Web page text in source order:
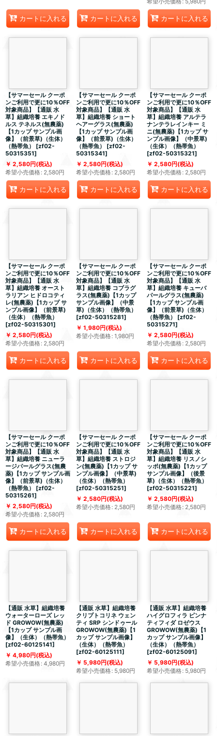
カートに入れる カートに入れる カートに入れる
【サマーセール クーポ
ンご利用で更に10％OFF
対象商品】【通販 水
草】組織培養 エキノド
ルス テネルス(無農薬)
【1カップ サンプル画
像】（前景草)（生体）
（熱帯魚）
[zf02-
50315351]
2,580円(税込)
希望小売価格: 2,580円
カートに入れる
【サマーセール クーポ
ンご利用で更に10％OFF
対象商品】【通販 水
草】組織培養 ショート
ヘアーグラス(無農薬)
【1カップ サンプル画
像】（前景草)（生体）
（熱帯魚）
[zf02-
50315341]
2,580円(税込)
希望小売価格: 2,580円
カートに入れる
【サマーセール クーポ
ンご利用で更に10％OFF
対象商品】【通販 水
草】組織培養 アルテラ
ナンテラレインキー ミ
ニ(無農薬)【1カップ サ
ンプル画像】（中景草)
（生体）（熱帯魚）
[zf02-50315321]
2,580円(税込)
希望小売価格: 2,580円
カートに入れる
【サマーセール クーポ
ンご利用で更に10％OFF
対象商品】【通販 水
草】組織培養 オースト
ラリアン ヒドロコティ
レ(無農薬)【1カップ サ
ンプル画像】（前景草)
（生体）（熱帯魚）
[zf02-50315301]
2,580円(税込)
希望小売価格: 2,580円
カートに入れる
【サマーセール クーポ
ンご利用で更に10％OFF
対象商品】【通販 水
草】組織培養 コブラグ
ラス(無農薬)【1カップ
サンプル画像】（中景
草)（生体）（熱帯魚）
[zf02-50315281]
1,980円(税込)
希望小売価格: 1,980円
カートに入れる
【サマーセール クーポ
ンご利用で更に10％OFF
対象商品】【通販 水
草】組織培養 キューバ
パールグラス(無農薬)
【1カップ サンプル画
像】（前景草)（生体）
（熱帯魚）
[zf02-
50315271]
2,580円(税込)
希望小売価格: 2,580円
カートに入れる
【サマーセール クーポ
ンご利用で更に10％OFF
対象商品】【通販 水
草】組織培養 ニューラ
ージパールグラス(無農
薬)【1カップ サンプル画
像】（前景草)（生体）
（熱帯魚）
[zf02-
50315261]
2,580円(税込)
希望小売価格: 2,580円
カートに入れる
【サマーセール クーポ
ンご利用で更に10％OFF
対象商品】【通販 水
草】組織培養 ストロジ
ン(無農薬)【1カップ サ
ンプル画像】（中景草)
（生体）（熱帯魚）
[zf02-50315251]
2,580円(税込)
希望小売価格: 2,580円
カートに入れる
【サマーセール クーポ
ンご利用で更に10％OFF
対象商品】【通販 水
草】組織培養 リスノシ
ッポ(無農薬)【1カップ
サンプル画像】（後景
草)（生体）（熱帯魚）
[zf02-50315221]
2,580円(税込)
希望小売価格: 2,580円
カートに入れる
【通販 水草】組織培養
ウォーターローズ レッ
ド GROWOW(無農薬)
【1カップ サンプル画
像】（生体）（熱帯魚）
[zf02-60125141]
4,980円(税込)
希望小売価格: 4,980円
【通販 水草】組織培養
クリプトコリネ ウェン
ティ SRP シンドゥール
GROWOW(無農薬)【1
カップ サンプル画像】
（生体）（熱帯魚）
[zf02-60125111]
5,980円(税込)
希望小売価格: 5,980円
【通販 水草】組織培養
ハイグロフィラ ピンナ
ティフィダ ロゼウス
GROWOW(無農薬)【1
カップ サンプル画像】
（生体）（熱帯魚）
[zf02-60125091]
5,980円(税込)
希望小売価格: 5,980円